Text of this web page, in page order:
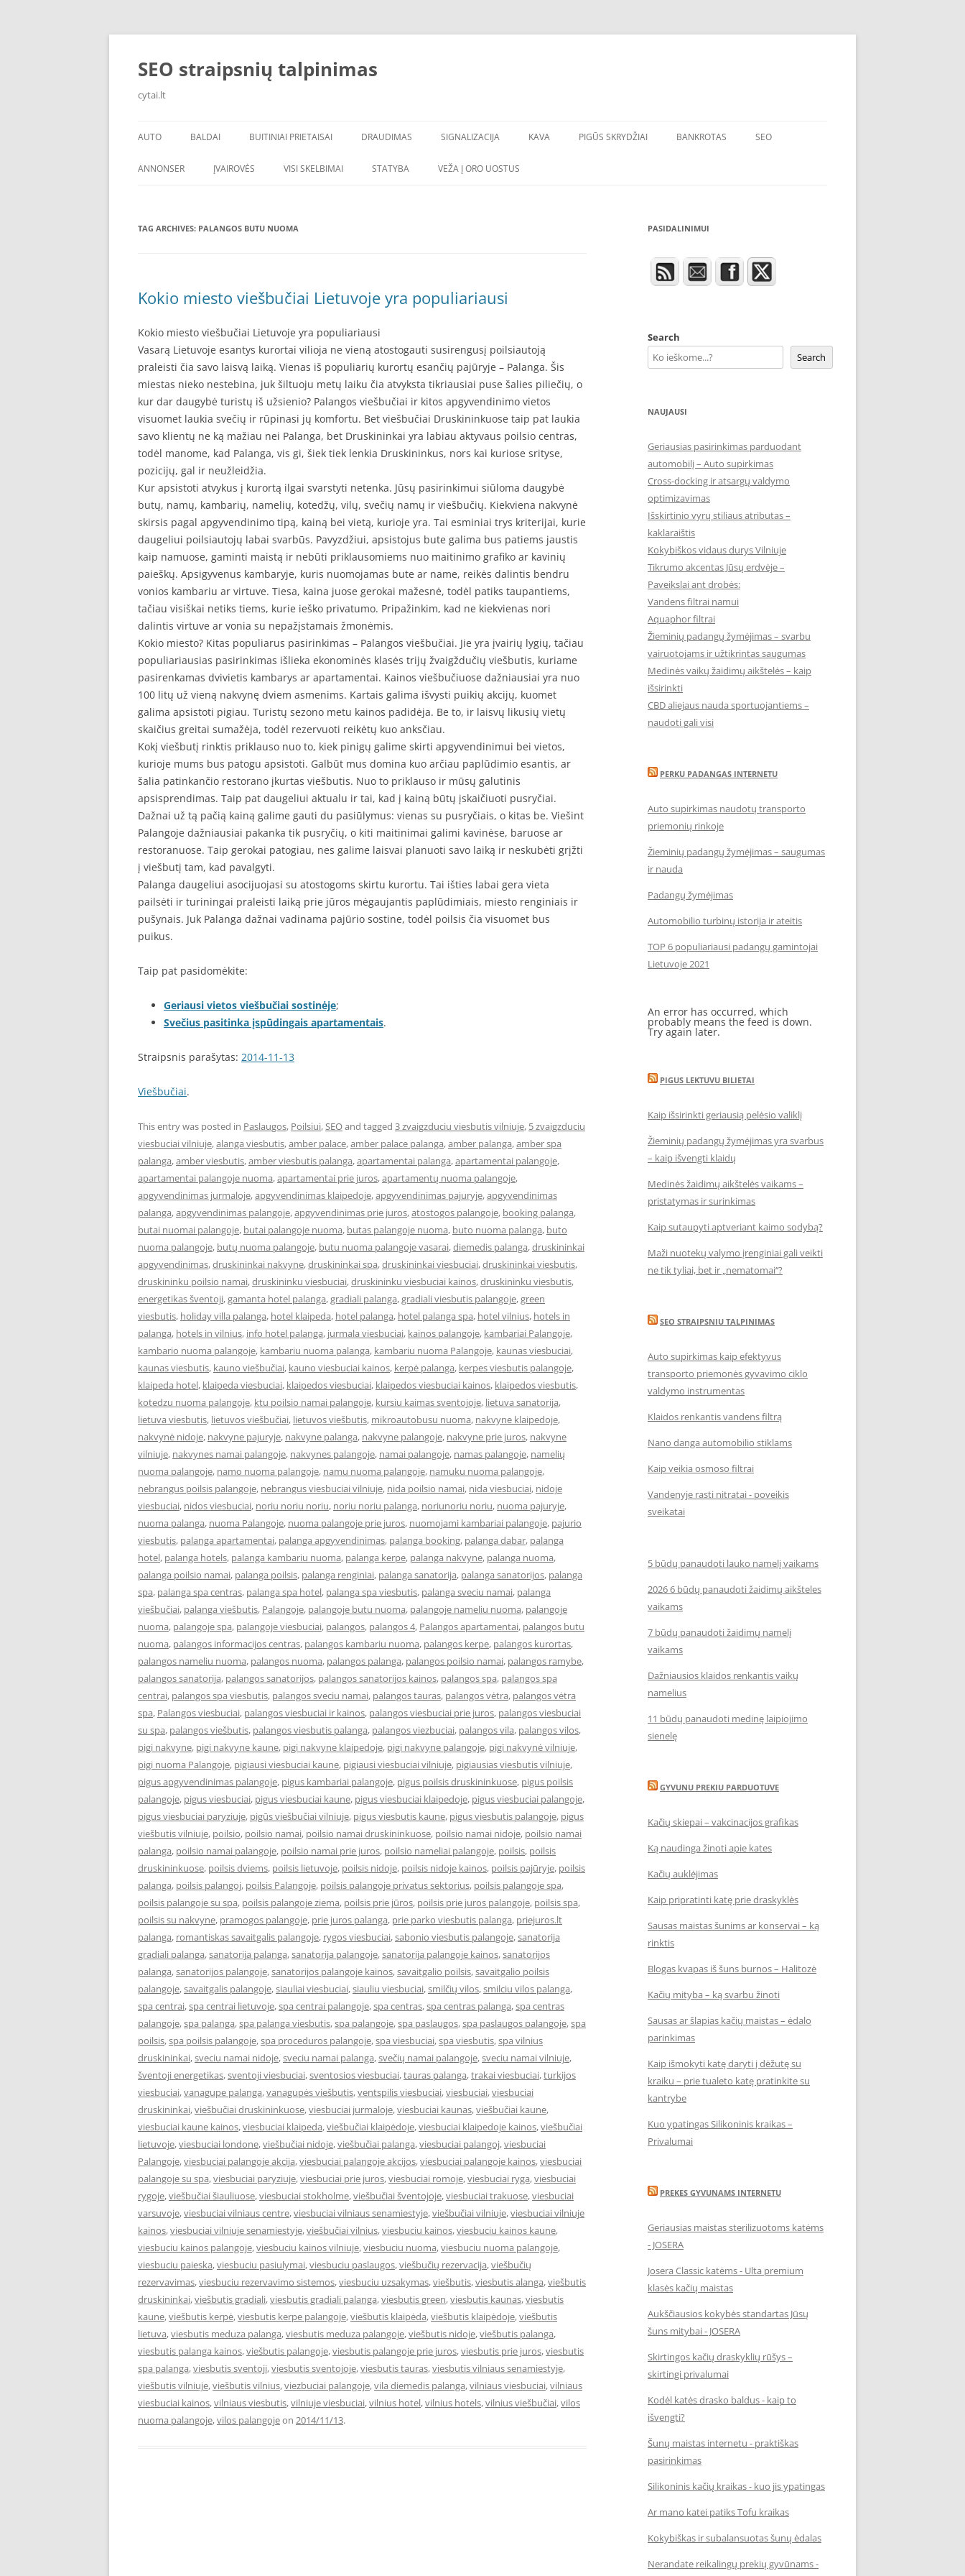
Skip
SEO straipsnių talpinimas
cytai.lt
AUTO
PADANGOS
BALDAI BUITINIAI PRIETAISAI DRAUDIMAS SIGNALIZACIJA KAVA PIGŪS SKRYDŽIAI BANKROTAS SEO
ANNONSER ĮVAIROVĖS VISI SKELBIMAI STATYBA VEŽA Į ORO UOSTUS
TAG ARCHIVES: PALANGOS BUTU NUOMA
Kokio miesto viešbučiai Lietuvoje yra populiariausi
Kokio miesto viešbučiai Lietuvoje yra populiariausi
Vasarą Lietuvoje esantys kurortai vilioja ne vieną atostogauti susirengusį poilsiautoją
praleisti čia savo laisvą laiką. Vienas iš populiarių kurortų esančių pajūryje – Palanga. Šis
miestas nieko nestebina, juk šiltuoju metų laiku čia atvyksta tikriausiai puse šalies piliečių, o
kur dar daugybė turistų iš užsienio? Palangos viešbučiai ir kitos apgyvendinimo vietos
visuomet laukia svečių ir rūpinasi jų komfortu. Bet viešbučiai Druskininkuose taip pat laukia
savo klientų ne ką mažiau nei Palanga, bet Druskininkai yra labiau aktyvaus poilsio centras,
todėl manome, kad Palanga, vis gi, šiek tiek lenkia Druskininkus, nors kai kuriose srityse,
pozicijų, gal ir neužleidžia.
Kur apsistoti atvykus į kurortą ilgai svarstyti netenka. Jūsų pasirinkimui siūloma daugybė
butų, namų, kambarių, namelių, kotedžų, vilų, svečių namų ir viešbučių. Kiekviena nakvynė
skirsis pagal apgyvendinimo tipą, kainą bei vietą, kurioje yra. Tai esminiai trys kriterijai, kurie
daugeliui poilsiautojų labai svarbūs. Pavyzdžiui, apsistojus bute galima bus patiems jaustis
kaip namuose, gaminti maistą ir nebūti priklausomiems nuo maitinimo grafiko ar kavinių
paieškų. Apsigyvenus kambaryje, kuris nuomojamas bute ar name, reikės dalintis bendru
vonios kambariu ar virtuve. Tiesa, kaina juose gerokai mažesnė, todėl patiks taupantiems,
tačiau visiškai netiks tiems, kurie ieško privatumo. Pripažinkim, kad ne kiekvienas nori
dalintis virtuve ar vonia su nepažįstamais žmonėmis.
Kokio miesto? Kitas populiarus pasirinkimas – Palangos viešbučiai. Jie yra įvairių lygių, tačiau
populiariausias pasirinkimas išlieka ekonominės klasės trijų žvaigždučių viešbutis, kuriame
pasirenkamas dvivietis kambarys ar apartamentai. Kainos viešbučiuose dažniausiai yra nuo
100 litų už vieną nakvynę dviem asmenims. Kartais galima išvysti puikių akcijų, kuomet
galima apsistoti pigiau. Turistų sezono metu kainos padidėja. Be to, ir laisvų likusių vietų
skaičius greitai sumažėja, todėl rezervuoti reikėtų kuo anksčiau.
Kokį viešbutį rinktis priklauso nuo to, kiek pinigų galime skirti apgyvendinimui bei vietos,
kurioje mums bus patogu apsistoti. Galbūt mus domina kuo arčiau paplūdimio esantis, ar
šalia patinkančio restorano įkurtas viešbutis. Nuo to priklauso ir mūsų galutinis
apsisprendimas. Taip pat daugeliui aktualu ir tai, kad į kainą būtų įskaičiuoti pusryčiai.
Dažnai už tą pačią kainą galime gauti du pasiūlymus: vienas su pusryčiais, o kitas be. Viešint
Palangoje dažniausiai pakanka tik pusryčių, o kiti maitinimai galimi kavinėse, baruose ar
restoranuose. Taip gerokai patogiau, nes galime laisvai planuoti savo laiką ir neskubėti grįžti
į viešbutį tam, kad pavalgyti.
Palanga daugeliui asocijuojasi su atostogoms skirtu kurortu. Tai išties labai gera vieta
pailsėti ir turiningai praleisti laiką prie jūros mėgaujantis paplūdimiais, miesto renginiais ir
pušynais. Juk Palanga dažnai vadinama pajūrio sostine, todėl poilsis čia visuomet bus
puikus.
Taip pat pasidomėkite:
Geriausi vietos viešbučiai sostinėje;
Svečius pasitinka įspūdingais apartamentais.
Straipsnis parašytas: 2014-11-13
Viešbučiai.
This entry was posted in Paslaugos, Poilsiui,SEOand tagged 3 zvaigzduciu viesbutis vilniuje, 5 zvaigzduciu
viesbuciai vilniuje,alanga viesbutis,amber palace,amber palace palanga,amber palanga,amber spa
palanga,amber viesbutis,amber viesbutis palanga,apartamentai palanga,apartamentai palangoje,
apartamentai palangoje nuoma,apartamentai prie juros,apartamentų nuoma palangoje,
apgyvendinimas jurmaloje,apgyvendinimas klaipedoje,apgyvendinimas pajuryje,apgyvendinimas
palanga,apgyvendinimas palangoje,apgyvendinimas prie juros,atostogos palangoje, booking palanga,
butai nuomai palangoje, butai palangoje nuoma, butas palangoje nuoma, buto nuoma palanga, buto
nuoma palangoje, butų nuoma palangoje, butu nuoma palangoje vasarai,diemedis palanga,druskininkai
apgyvendinimas,druskininkai nakvyne,druskininkai spa,druskininkai viesbuciai,druskininkai viesbutis,
druskininku poilsio namai,druskininku viesbuciai,druskininku viesbuciai kainos,druskininku viesbutis,
energetikas šventoji,gamanta hotel palanga,gradiali palanga,gradiali viesbutis palangoje,green
viesbutis, holiday villa palanga, hotel klaipeda, hotel palanga, hotel palanga spa, hotel vilnius, hotels in
palanga, hotels in vilnius, info hotel palanga, jurmala viesbuciai, kainos palangoje, kambariai Palangoje,
kambario nuoma palangoje, kambariu nuoma palanga, kambariu nuoma Palangoje, kaunas viesbuciai,
kaunas viesbutis, kauno viešbučiai, kauno viesbuciai kainos, kerpė palanga, kerpes viesbutis palangoje,
klaipeda hotel, klaipeda viesbuciai, klaipedos viesbuciai, klaipedos viesbuciai kainos, klaipedos viesbutis,
kotedzu nuoma palangoje, ktu poilsio namai palangoje, kursiu kaimas sventojoje, lietuva sanatorija,
lietuva viesbutis, lietuvos viešbučiai, lietuvos viešbutis, mikroautobusu nuoma, nakvyne klaipedoje,
nakvynė nidoje, nakvyne pajuryje, nakvyne palanga, nakvyne palangoje, nakvyne prie juros, nakvyne
vilniuje, nakvynes namai palangoje, nakvynes palangoje, namai palangoje, namas palangoje, namelių
nuoma palangoje, namo nuoma palangoje, namu nuoma palangoje, namuku nuoma palangoje,
nebrangus poilsis palangoje, nebrangus viesbuciai vilniuje, nida poilsio namai, nida viesbuciai, nidoje
viesbuciai, nidos viesbuciai, noriu noriu noriu, noriu noriu palanga, noriunoriu noriu, nuoma pajuryje,
nuoma palanga, nuoma Palangoje, nuoma palangoje prie juros, nuomojami kambariai palangoje, pajurio
viesbutis, palanga apartamentai, palanga apgyvendinimas, palanga booking, palanga dabar, palanga
hotel, palanga hotels, palanga kambariu nuoma, palanga kerpe, palanga nakvyne, palanga nuoma,
palanga poilsio namai, palanga poilsis, palanga renginiai, palanga sanatorija, palanga sanatorijos, palanga
spa, palanga spa centras, palanga spa hotel, palanga spa viesbutis, palanga sveciu namai, palanga
viešbučiai, palanga viešbutis, Palangoje, palangoje butu nuoma, palangoje nameliu nuoma, palangoje
nuoma, palangoje spa, palangoje viesbuciai, palangos, palangos 4, Palangos apartamentai, palangos butu
nuoma, palangos informacijos centras, palangos kambariu nuoma, palangos kerpe, palangos kurortas,
palangos nameliu nuoma, palangos nuoma, palangos palanga, palangos poilsio namai, palangos ramybe,
palangos sanatorija, palangos sanatorijos, palangos sanatorijos kainos, palangos spa, palangos spa
centrai, palangos spa viesbutis, palangos sveciu namai, palangos tauras, palangos vėtra, palangos vėtra
spa, Palangos viesbuciai, palangos viesbuciai ir kainos, palangos viesbuciai prie juros, palangos viesbuciai
su spa, palangos viešbutis, palangos viesbutis palanga, palangos viezbuciai, palangos vila, palangos vilos,
pigi nakvyne, pigi nakvyne kaune, pigi nakvyne klaipedoje, pigi nakvyne palangoje, pigi nakvynė vilniuje,
pigi nuoma Palangoje, pigiausi viesbuciai kaune, pigiausi viesbuciai vilniuje, pigiausias viesbutis vilniuje,
pigus apgyvendinimas palangoje, pigus kambariai palangoje, pigus poilsis druskininkuose, pigus poilsis
palangoje, pigus viesbuciai, pigus viesbuciai kaune, pigus viesbuciai klaipedoje, pigus viesbuciai palangoje,
pigus viesbuciai paryziuje, pigūs viešbučiai vilniuje, pigus viesbutis kaune, pigus viesbutis palangoje, pigus
viešbutis vilniuje, poilsio, poilsio namai, poilsio namai druskininkuose, poilsio namai nidoje, poilsio namai
palanga, poilsio namai palangoje, poilsio namai prie juros, poilsio nameliai palangoje, poilsis, poilsis
druskininkuose, poilsis dviems, poilsis lietuvoje, poilsis nidoje, poilsis nidoje kainos, poilsis pajūryje, poilsis
palanga, poilsis palangoj, poilsis Palangoje, poilsis palangoje privatus sektorius, poilsis palangoje spa,
poilsis palangoje su spa, poilsis palangoje ziema, poilsis prie jūros, poilsis prie juros palangoje, poilsis spa,
poilsis su nakvyne, pramogos palangoje, prie juros palanga, prie parko viesbutis palanga, priejuros.lt
palanga, romantiskas savaitgalis palangoje, rygos viesbuciai,sabonio viesbutis palangoje,sanatorija
gradiali palanga,sanatorija palanga,sanatorija palangoje,sanatorija palangoje kainos,sanatorijos
palanga,sanatorijos palangoje,sanatorijos palangoje kainos,savaitgalio poilsis,savaitgalio poilsis
palangoje,savaitgalis palangoje,siauliai viesbuciai,siauliu viesbuciai,smilčių vilos,smilciu vilos palanga,
spa centrai,spa centrai lietuvoje,spa centrai palangoje,spa centras,spa centras palanga,spa centras
palangoje,spa palanga,spa palanga viesbutis,spa palangoje,spa paslaugos,spa paslaugos palangoje,spa
poilsis,spa poilsis palangoje,spa proceduros palangoje,spa viesbuciai,spa viesbutis,spa vilnius
druskininkai,sveciu namai nidoje,sveciu namai palanga,svečių namai palangoje,sveciu namai vilniuje,
šventoji energetikas,sventoji viesbuciai,sventosios viesbuciai,tauras palanga,trakai viesbuciai,turkijos
viesbuciai,vanagupe palanga,vanagupės viešbutis,ventspilis viesbuciai,viesbuciai,viesbuciai
druskininkai,viešbučiai druskininkuose,viesbuciai jurmaloje,viesbuciai kaunas,viešbučiai kaune,
viesbuciai kaune kainos,viesbuciai klaipeda,viešbučiai klaipėdoje,viesbuciai klaipedoje kainos,viešbučiai
lietuvoje,viesbuciai londone,viešbučiai nidoje,viešbučiai palanga,viesbuciai palangoj,viesbuciai
Palangoje,viesbuciai palangoje akcija,viesbuciai palangoje akcijos,viesbuciai palangoje kainos,viesbuciai
palangoje su spa,viesbuciai paryziuje,viesbuciai prie juros,viesbuciai romoje,viesbuciai ryga,viesbuciai
rygoje,viešbučiai šiauliuose,viesbuciai stokholme,viešbučiai šventojoje,viesbuciai trakuose,viesbuciai
varsuvoje,viesbuciai vilniaus centre,viesbuciai vilniaus senamiestyje,viešbučiai vilniuje,viesbuciai vilniuje
kainos,viesbuciai vilniuje senamiestyje,viešbučiai vilnius,viesbuciu kainos,viesbuciu kainos kaune,
viesbuciu kainos palangoje,viesbuciu kainos vilniuje,viesbuciu nuoma,viesbuciu nuoma palangoje,
viesbuciu paieska,viesbuciu pasiulymai,viesbuciu paslaugos,viešbučių rezervacija,viešbučių
rezervavimas,viesbuciu rezervavimo sistemos,viesbuciu uzsakymas,viešbutis,viesbutis alanga,viešbutis
druskininkai,viešbutis gradiali,viesbutis gradiali palanga,viesbutis green,viesbutis kaunas,viesbutis
kaune,viešbutis kerpė,viesbutis kerpe palangoje,viešbutis klaipėda,viešbutis klaipėdoje,viešbutis
lietuva,viesbutis meduza palanga,viesbutis meduza palangoje,viešbutis nidoje,viešbutis palanga,
viesbutis palanga kainos,viešbutis palangoje,viesbutis palangoje prie juros,viesbutis prie juros,viesbutis
spa palanga,viesbutis sventoji,viesbutis sventojoje,viesbutis tauras,viesbutis vilniaus senamiestyje,
viešbutis vilniuje,viešbutis vilnius,viezbuciai palangoje,vila diemedis palanga,vilniaus viesbuciai,vilniaus
viesbuciai kainos,vilniaus viesbutis,vilniuje viesbuciai,vilnius hotel,vilnius hotels,vilnius viešbučiai,vilos
nuoma palangoje,vilos palangojeon 2014/11/13.
PASIDALINIMUI
Search
Search
NAUJAUSI
Geriausias pasirinkimas parduodant
automobilį – Auto supirkimas
Cross-docking ir atsargų valdymo
optimizavimas
Išskirtinio vyrų stiliaus atributas –
kaklaraištis
Kokybiškos vidaus durys Vilniuje
Tikrumo akcentas Jūsų erdvėje –
Paveikslai ant drobės:
Vandens filtrai namui
Aquaphor filtrai
Žieminių padangų žymėjimas – svarbu
vairuotojams ir užtikrintas saugumas
Medinės vaikų žaidimų aikštelės – kaip
išsirinkti
CBD aliejaus nauda sportuojantiems –
naudoti gali visi
PERKU PADANGAS INTERNETU
Auto supirkimas naudotų transporto
priemonių rinkoje
Žieminių padangų žymėjimas – saugumas
ir nauda
Padangų žymėjimas
Automobilio turbinų istorija ir ateitis
TOP 6 populiariausi padangų gamintojai
Lietuvoje 2021
An error has occurred, which
probably means the feed is down.
Try again later.
PIGUS LEKTUVU BILIETAI
Kaip išsirinkti geriausią pelėsio valiklį
Žieminių padangų žymėjimas yra svarbus
– kaip išvengti klaidų
Medinės žaidimų aikštelės vaikams –
pristatymas ir surinkimas
Kaip sutaupyti aptveriant kaimo sodybą?
Maži nuotekų valymo įrenginiai gali veikti
ne tik tyliai, bet ir „nematomai‘‘?
SEO STRAIPSNIU TALPINIMAS
Auto supirkimas kaip efektyvus
transporto priemonės gyvavimo ciklo
valdymo instrumentas
Klaidos renkantis vandens filtrą
Nano danga automobilio stiklams
Kaip veikia osmoso filtrai
Vandenyje rasti nitratai - poveikis
sveikatai
5 būdų panaudoti lauko namelį vaikams
2026 6 būdų panaudoti žaidimų aikšteles
vaikams
7 būdų panaudoti žaidimų namelį
vaikams
Dažniausios klaidos renkantis vaikų
namelius
11 būdų panaudoti medinę laipiojimo
sienelę
GYVUNU PREKIU PARDUOTUVE
Kačių skiepai – vakcinacijos grafikas
Ką naudinga žinoti apie kates
Kačių auklėjimas
Kaip pripratinti katę prie draskyklės
Sausas maistas šunims ar konservai – ką
rinktis
Blogas kvapas iš šuns burnos – Halitozė
Kačių mityba – ką svarbu žinoti
Sausas ar šlapias kačių maistas – ėdalo
parinkimas
Kaip išmokyti katę daryti į dėžutę su
kraiku – prie tualeto katę pratinkite su
kantrybe
Kuo ypatingas Silikoninis kraikas –
Privalumai
PREKES GYVUNAMS INTERNETU
Geriausias maistas sterilizuotoms katėms
- JOSERA
Josera Classic katėms - Ulta premium
klasės kačių maistas
Aukščiausios kokybės standartas Jūsų
šuns mitybai - JOSERA
Skirtingos kačių draskyklių rūšys –
skirtingi privalumai
Kodėl katės drasko baldus - kaip to
išvengti?
Šunų maistas internetu - praktiškas
pasirinkimas
Silikoninis kačių kraikas - kuo jis ypatingas
Ar mano katei patiks Tofu kraikas
Kokybiškas ir subalansuotas šunų ėdalas
Nerandate reikalingų prekių gyvūnams -